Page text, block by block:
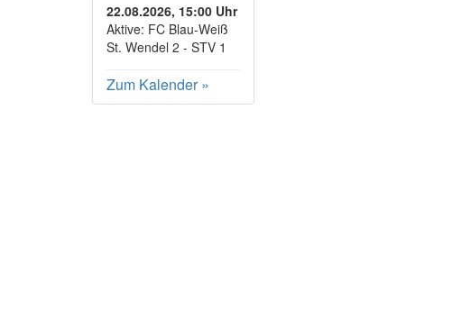
22.08.2026, 15:00 Uhr
Aktive: FC Blau-Weiß
St. Wendel 2 - STV 1
Zum Kalender »